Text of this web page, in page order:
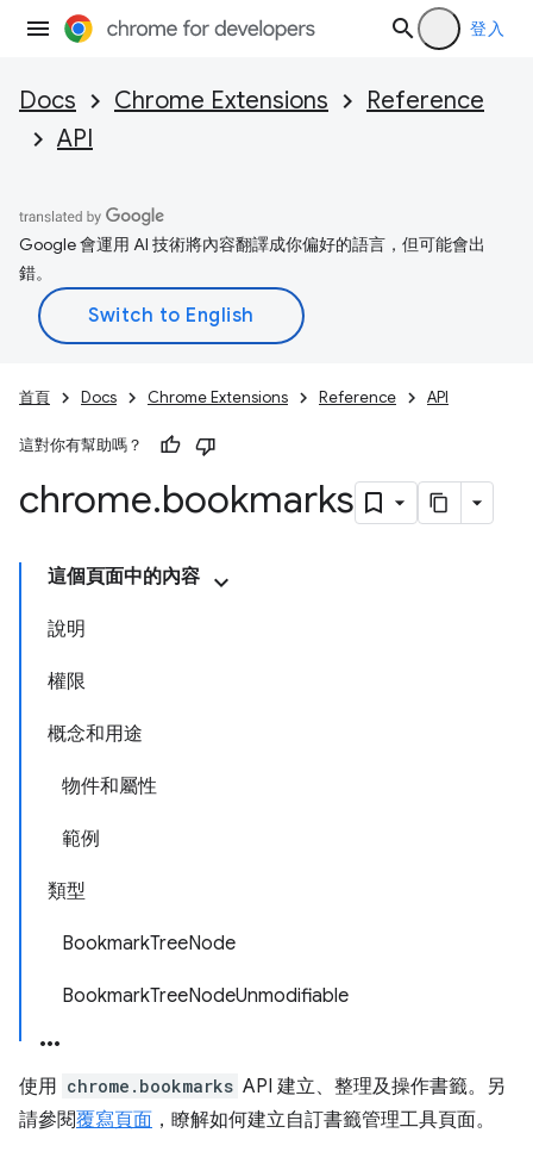
登入
Docs Chrome Extensions
Reference
API
Google 會運用 AI 技術將內容翻譯成你偏好的語言，但可能會出
錯。
首頁 Docs Chrome Extensions Reference API
這對你有幫助嗎？
chrome.bookmarks
這個頁面中的內容
說明
權限
概念和用途
物件和屬性
範例
類型
BookmarkTreeNode
BookmarkTreeNodeUnmodifiable
使用 chrome.bookmarks API 建立、整理及操作書籤。另
請參閱覆寫頁面 ，瞭解如何建立自訂書籤管理工具頁面。